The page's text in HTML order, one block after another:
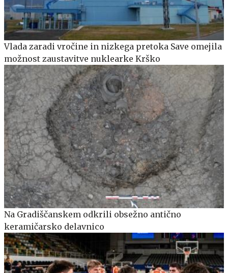
Vlada zaradi vročine in nizkega pretoka Save omejila
možnost zaustavitve nuklearke Krško
Na Gradiščanskem odkrili obsežno antično
keramičarsko delavnico